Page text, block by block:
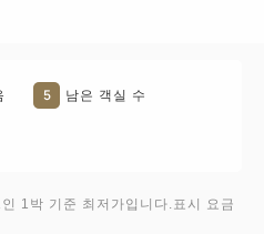
5 남은 객실 수
1박 기준 최저가입니다.표시 요금